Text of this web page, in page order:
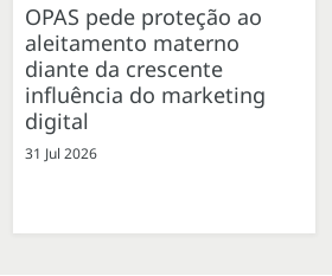
OPAS pede proteção ao
aleitamento materno
diante da crescente
influência do marketing
digital
31 Jul 2026